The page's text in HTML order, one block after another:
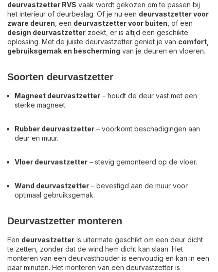
deurvastzetter RVS vaak wordt gekozen om te passen bij
het interieur of deurbeslag. Of je nu een deurvastzetter voor
zware deuren , een deurvastzetter voor buiten , of een
design deurvastzetter zoekt, er is altijd een geschikte
oplossing. Met de juiste deurvastzetter geniet je van comfort,
gebruiksgemak en bescherming van je deuren en vloeren.
Soorten deurvastzetter
Magneet deurvastzetter – houdt de deur vast met een
sterke magneet.
Rubber deurvastzetter – voorkomt beschadigingen aan
deur en muur.
Vloer deurvastzetter – stevig gemonteerd op de vloer.
Wand deurvastzetter – bevestigd aan de muur voor
optimaal gebruiksgemak.
Deurvastzetter monteren
Een deurvastzetter is uitermate geschikt om een deur dicht
te zetten, zonder dat de wind hem dicht kan slaan. Het
monteren van een deurvasthouder is eenvoudig en kan in een
paar minuten. Het monteren van een deurvastzetter is